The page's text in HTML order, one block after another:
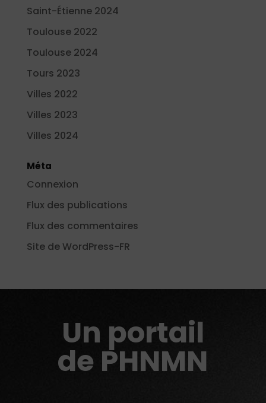
Saint-Étienne 2024
Toulouse 2022
Toulouse 2024
Tours 2023
Villes 2022
Villes 2023
Villes 2024
Méta
Connexion
Flux des publications
Flux des commentaires
Site de WordPress-FR
Un portail
de PHNMN